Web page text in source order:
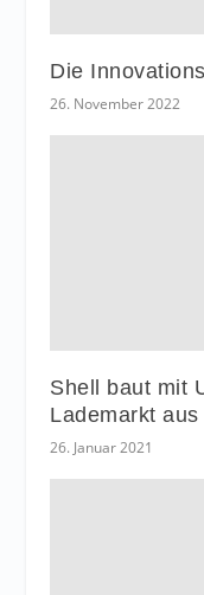
Die
26. November 2022
Shell baut mit
Lademarkt aus
26. Januar 2021